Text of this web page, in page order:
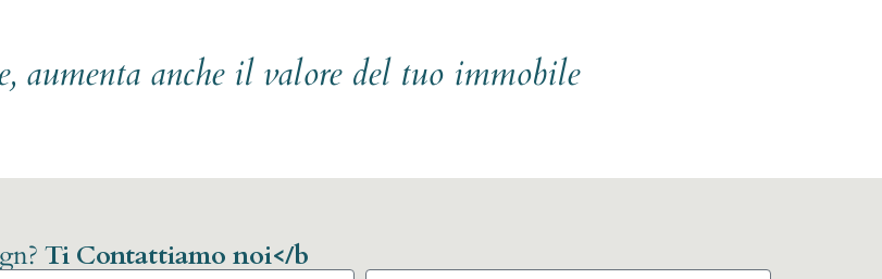
aumenta anche il valore del tuo immobile
Ti Contattiamo noi</b